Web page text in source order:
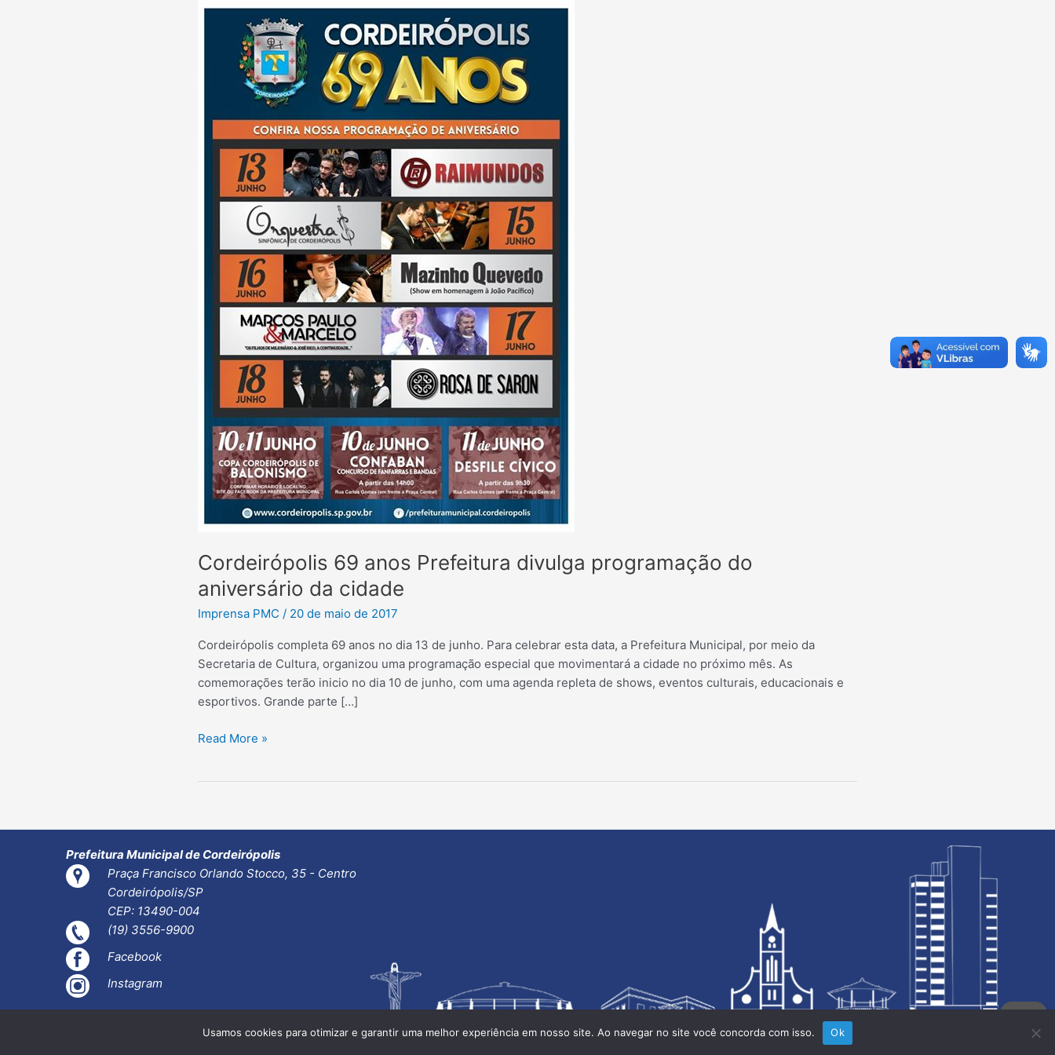
Cordeirópolis 69 anos Prefeitura divulga programação do
aniversário da cidade
Imprensa PMC / 20 de maio de 2017
Cordeirópolis completa 69 anos no dia 13 de junho. Para celebrar esta data, a Prefeitura Municipal, por meio da
Secretaria de Cultura, organizou uma programação especial que movimentará a cidade no próximo mês. As
comemorações terão inicio no dia 10 de junho, com uma agenda repleta de shows, eventos culturais, educacionais e
esportivos. Grande parte […]
Cordeirópolis
programação
do
aniversário
da
cidade
Read More »
Prefeitura Municipal de Cordeirópolis
Praça Francisco Orlando Stocco, 35 - Centro
Cordeirópolis/SP
CEP: 13490-004
(19) 3556-9900
Facebook
Instagram
Usamos cookies para otimizar e garantir uma melhor experiência em nosso site. Ao navegar no site você concorda com isso. Ok